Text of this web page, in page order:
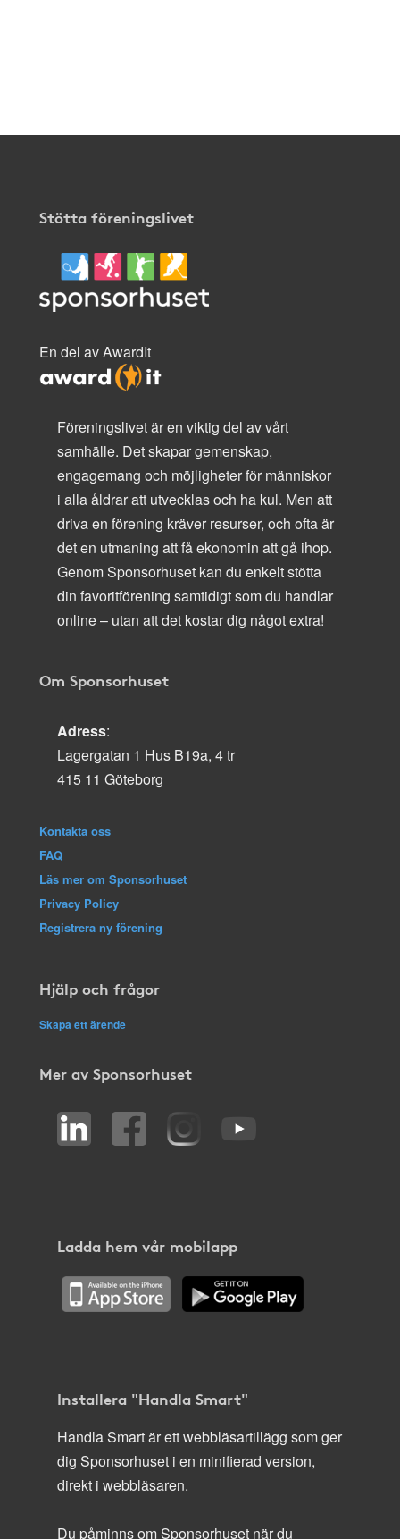
Stötta föreningslivet
En del av AwardIt
Föreningslivet är en viktig del av vårt
samhälle. Det skapar gemenskap,
engagemang och möjligheter för människor
i alla åldrar att utvecklas och ha kul. Men att
driva en förening kräver resurser, och ofta är
det en utmaning att få ekonomin att gå ihop.
Genom Sponsorhuset kan du enkelt stötta
din favoritförening samtidigt som du handlar
online – utan att det kostar dig något extra!
Om Sponsorhuset
Adress:
Lagergatan 1 Hus B19a, 4 tr
415 11 Göteborg
Kontakta oss
FAQ
Läs mer om Sponsorhuset
Privacy Policy
Registrera ny förening
Hjälp och frågor
Skapa ett ärende
Mer av Sponsorhuset
Ladda hem vår mobilapp
Installera "Handla Smart"
Handla Smart är ett webbläsartillägg som ger
dig Sponsorhuset i en minifierad version,
direkt i webbläsaren.
Du påminns om Sponsorhuset när du